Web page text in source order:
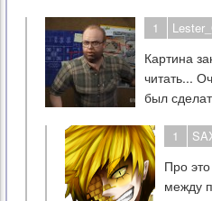
1
Картина
читать...
был
1
Про
между